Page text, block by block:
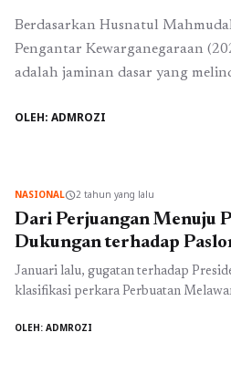
Berdasarkan Husnatul
Pengantar Kewarganegaraan
adalah jaminan dasar yang
hak sipil, politik, ekonomi, sosial,
warga negara Indonesia (WNI)
Undang ...Baca Selengkapnya
OLEH: ADMROZI
NASIONALschedule2 tahun yang lalu
Dari Perjuangan Menuju
Dukungan terhadap
Januari lalu, gugatan terhadap
klasifikasi perkara Perbuatan
dengan nomor 11/G/TF/2024/
OLEH: ADMROZI